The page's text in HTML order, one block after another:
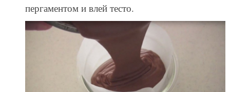
пергаментом и влей тесто.